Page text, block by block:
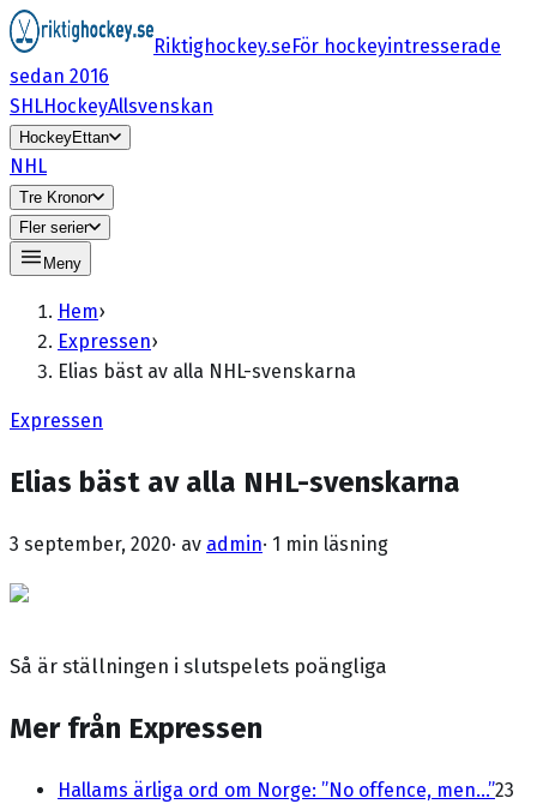
Riktighockey.seFör hockeyintresserade
sedan 2016
SHLHockeyAllsvenskan
HockeyEttan
NHL
Tre Kronor
Fler serier
Meny
Hem›
Expressen›
Elias bäst av alla NHL-svenskarna
Expressen
Elias bäst av alla NHL-svenskarna
3 september, 2020· av admin· 1 min läsning
Så är ställningen i slutspelets poängliga
Mer från Expressen
Hallams ärliga ord om Norge: ”No offence, men...”23